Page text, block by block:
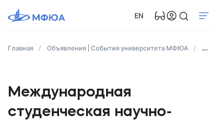
EN
Главная Объявления | События университета МФЮА
Международная
студенческая научно-